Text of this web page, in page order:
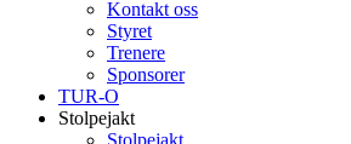
Kontakt oss
Styret
Trenere
Sponsorer
TUR-O
Stolpejakt
Stolpejakt